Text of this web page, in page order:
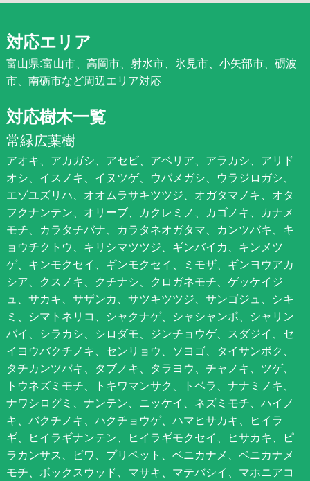
対応エリア
富山県:富山市、高岡市、射水市、氷見市、小矢部市、砺波
市、南砺市など周辺エリア対応
対応樹木一覧
常緑広葉樹
アオキ、アカガシ、アセビ、アベリア、アラカシ、アリド
オシ、イスノキ、イヌツゲ、ウバメガシ、ウラジロガシ、
エゾユズリハ、オオムラサキツツジ、オガタマノキ、オタ
フクナンテン、オリーブ、カクレミノ、カゴノキ、カナメ
モチ、カラタチバナ、カラタネオガタマ、カンツバキ、キ
ョウチクトウ、キリシマツツジ、ギンバイカ、キンメツ
ゲ、キンモクセイ、ギンモクセイ、ミモザ、ギンヨウアカ
シア、クスノキ、クチナシ、クロガネモチ、ゲッケイジ
ュ、サカキ、サザンカ、サツキツツジ、サンゴジュ、シキ
ミ、シマトネリコ、シャクナゲ、シャシャンポ、シャリン
バイ、シラカシ、シロダモ、ジンチョウゲ、スダジイ、セ
イヨウバクチノキ、センリョウ、ソヨゴ、タイサンボク、
タチカンツバキ、タブノキ、タラヨウ、チャノキ、ツゲ、
トウネズミモチ、トキワマンサク、トベラ、ナナミノキ、
ナワシログミ、ナンテン、ニッケイ、ネズミモチ、ハイノ
キ、バクチノキ、ハクチョウゲ、ハマヒサカキ、ヒイラ
ギ、ヒイラギナンテン、ヒイラギモクセイ、ヒサカキ、ピ
ラカンサス、ビワ、プリペット、ベニカナメ、ベニカナメ
モチ、ボックスウッド、マサキ、マテバシイ、マホニアコ